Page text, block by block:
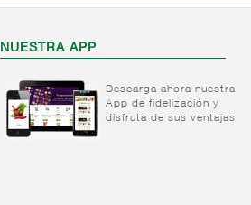
NUESTRA APP
Descarga ahora nuestra
App de fidelización y
disfruta de sus ventajas